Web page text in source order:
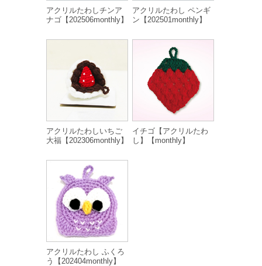
アクリルたわしチンア
ナゴ【202506monthly】
アクリルたわし ペンギ
ン【202501monthly】
アクリルたわしいちご
大福【202306monthly】
イチゴ【アクリルたわ
し】【monthly】
アクリルたわし ふくろ
う【202404monthly】